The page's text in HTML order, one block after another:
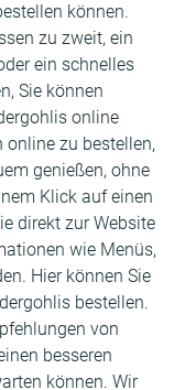
können.
zu zweit, ein
ein schnelles
Sie können
online
online zu bestellen,
genießen, ohne
Klick auf einen
direkt zur Website
wie Menüs,
Hier können Sie
bestellen.
von
besseren
können. Wir